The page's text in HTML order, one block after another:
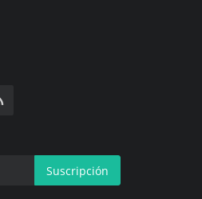
Suscripción